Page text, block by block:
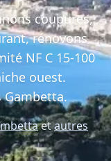
coupures,
rénovons
NF C 15-100
ouest.
etautres